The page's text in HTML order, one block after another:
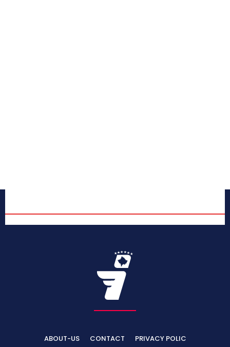
ABOUT-US CONTACT
PRIVACY POLIC